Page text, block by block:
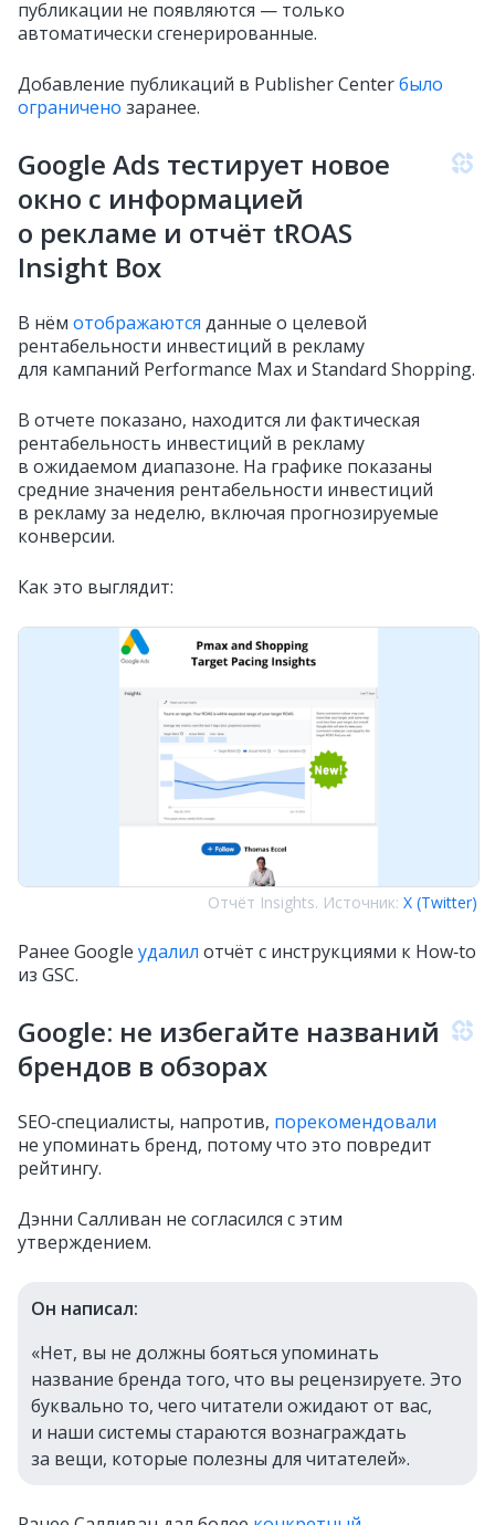
публикации не появляются — только
автоматически сгенерированные.
Добавление публикаций в Publisher Centerбыло
ограничено заранее.
Google Ads тестирует новое
окно с информацией
о рекламе и отчёт tROAS
Insight Box
В нём отображаются данные о целевой
рентабельности инвестиций в рекламу
для кампаний Performance Max и Standard Shopping.
В отчете показано, находится ли фактическая
рентабельность инвестиций в рекламу
в ожидаемом диапазоне. На графике показаны
средние значения рентабельности инвестиций
в рекламу за неделю, включая прогнозируемые
конверсии.
Как это выглядит:
Отчёт Insights. Источник: X (Twitter)
Ранее Google удалил отчёт с инструкциями к How‑to
из GSC.
Google: не избегайте названий
брендов в обзорах
SEO‑специалисты, напротив, порекомендовали
не упоминать бренд, потому что это повредит
рейтингу.
Дэнни Салливан не согласился с этим
утверждением.
Он написал:
«Нет, вы не должны бояться упоминать
название бренда того, что вы рецензируете. Это
буквально то, чего читатели ожидают от вас,
и наши системы стараются вознаграждать
за вещи, которые полезны для читателей».